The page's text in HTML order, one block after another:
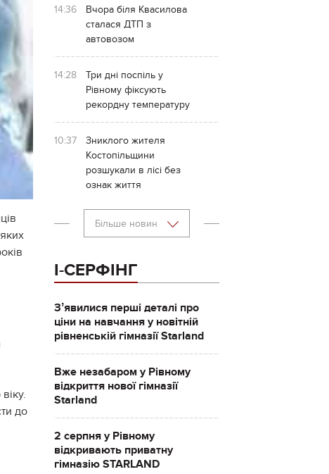
до
14:36
Вчора біля Квасилова
сталася ДТП з
автовозом
14:28
Три дні поспіль у
Рівному фіксують
рекордну температуру
10:37
Зниклого жителя
Костопільщини
розшукали в лісі без
ознак життя
Більше новин
І-СЕРФІНГ
Зʼявилися перші деталі про
ціни на навчання у новітній
рівненській гімназії Starland
Вже незабаром у Рівному
відкриття нової гімназії
Starland
2 серпня у Рівному
відкривають приватну
гімназію STARLAND